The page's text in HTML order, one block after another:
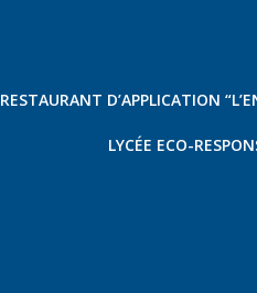
RESTAURANT D’APPLICATION
LYCÉE ECO-